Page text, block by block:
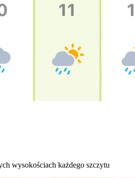
wysokościach każdego szczytu